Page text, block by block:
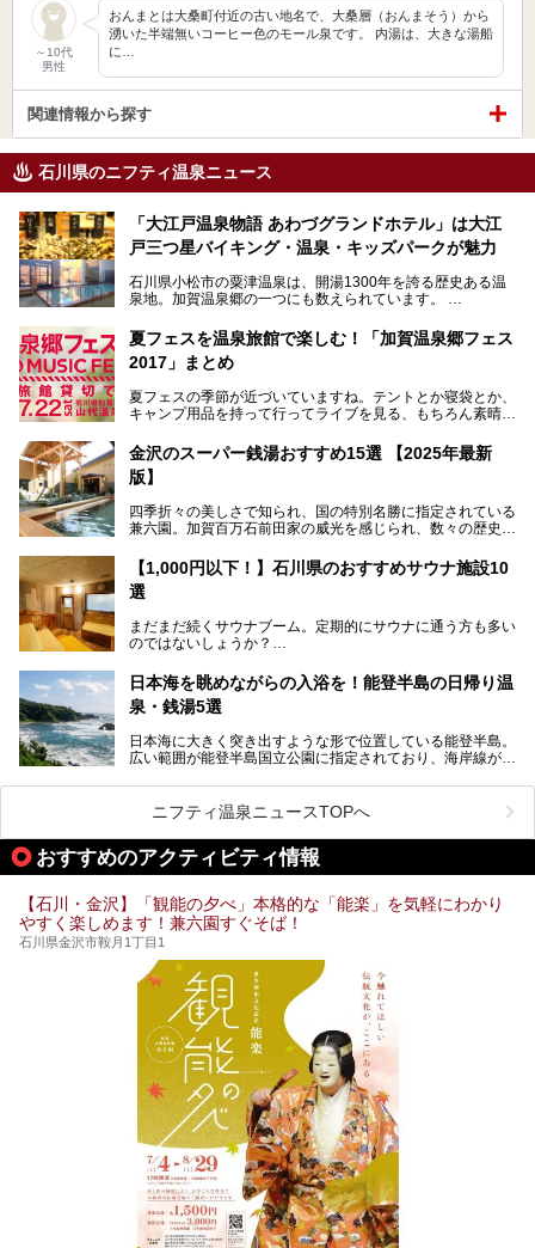
～10代
男性
おんまとは大桑町付近の古い地名で、大桑層（おんまそう）から
湧いた半端無いコーヒー色のモール泉です。 内湯は、大きな湯船
に…
関連情報から探す
石川県のニフティ温泉ニュース
「大江戸温泉物語 あわづグランドホテル」は大江
戸三つ星バイキング・温泉・キッズパークが魅力
石川県小松市の粟津温泉は、開湯1300年を誇る歴史ある温
泉地。加賀温泉郷の一つにも数えられています。
その粟津温泉に建つ「大江戸温泉物語 あわづグランドホテ
ル」（以下、あわづグランドホテル）は客室数97室のホテ
ルで、昨年2024年12月に露天風呂を新設。充実したキッズ
2025年7月からは「大江戸三つ星バイキング」がスタート！
───
提供元：大江戸温泉物語ホテルズ＆リゾーツ株式会社【P
この記事は大江戸温泉物語 あわづグランドホテルのPR記事
です。
夏フェスを温泉旅館で楽しむ！「加賀温泉郷フェス
2017」まとめ
夏フェスの季節が近づいていますね。テントとか寝袋とか、
キャンプ用品を持って行ってライブを見る、もちろん素晴ら
いやでもね、暑いし汗や砂埃でドロドロになるしうるさくて
夜は寝られないし、若い時はそういうのが良かったんですけ
今、もうちょっと気楽なフェスはないかな、と探してたらあ
りましたよ！
「加賀温泉郷フェス 2017」が石川県・山代温泉の瑠璃光を
全館貸し切って開催！
れちゃう！なんということでしょう！！
金沢のスーパー銭湯おすすめ15選 【2025年最新
版】
四季折々の美しさで知られ、国の特別名勝に指定されている
兼六園。加賀百万石前田家の威光を感じられ、数々の歴史的
ア。国内でも特に人気の観光地の1つです。北陸新幹線で東
京から約2時間30分と、首都圏からアクセスしやすい立地も
魅力ですね。
り、観光に加えて温泉もぜひ楽しみたいところ。金沢エリア
でおすすめのスーパー銭湯をご紹介します。
【1,000円以下！】石川県のおすすめサウナ施設10
選
まだまだ続くサウナブーム。定期的にサウナに通う方も多い
のではないしょうか？
今回はそんなサウナによく行く人もこれから楽しむ人も格安
で楽しめるサウナを紹介します。
など、種類豊富ですよ。
日本海を眺めながらの入浴を！能登半島の日帰り温
泉・銭湯5選
日本海に大きく突き出すような形で位置している能登半島。
広い範囲が能登半島国立公園に指定されており、海岸線が作
車で行くのがオススメですが、ドライブの際にぜひ一緒に楽
しんでいただきたいのが温泉です。絶景を眺めながらつかる
温泉は最高ですよ！ 今回はそんな能登の温泉を5つご紹介
します。
ニフティ温泉ニュースTOPへ
おすすめのアクティビティ情報
【石川・金沢】「観能の夕べ」本格的な「能楽」を気軽にわかり
やすく楽しめます！兼六園すぐそば！
石川県金沢市鞍月1丁目1